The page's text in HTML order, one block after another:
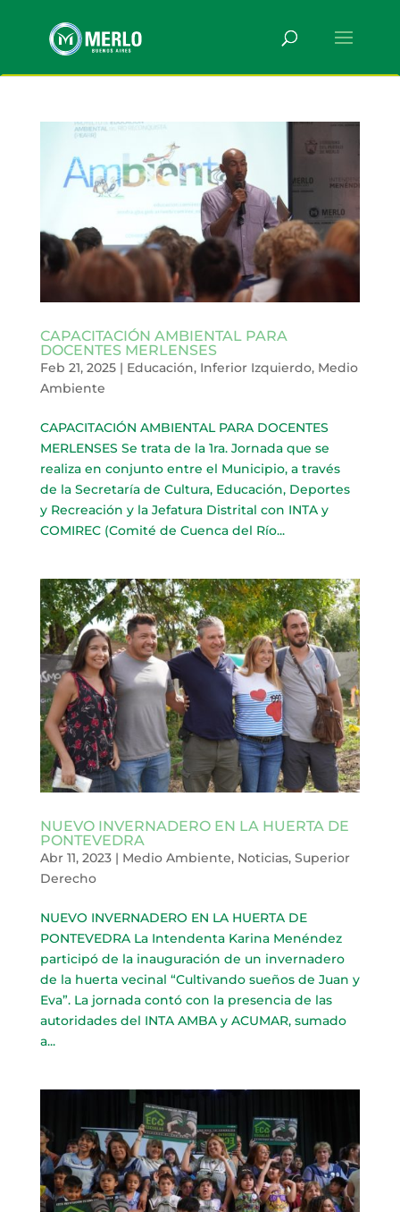
CAPACITACIÓN AMBIENTAL PARA
DOCENTES MERLENSES
Feb 21, 2025| Educación, Inferior Izquierdo, Medio
Ambiente
CAPACITACIÓN AMBIENTAL PARA DOCENTES
MERLENSES Se trata de la 1ra. Jornada que se
realiza en conjunto entre el Municipio, a través
de la Secretaría de Cultura, Educación, Deportes
y Recreación y la Jefatura Distrital con INTA y
COMIREC (Comité de Cuenca del Río...
NUEVO INVERNADERO EN LA HUERTA DE
PONTEVEDRA
Abr 11, 2023| Medio Ambiente, Noticias, Superior
Derecho
NUEVO INVERNADERO EN LA HUERTA DE
PONTEVEDRA La Intendenta Karina Menéndez
participó de la inauguración de un invernadero
de la huerta vecinal “Cultivando sueños de Juan y
Eva”. La jornada contó con la presencia de las
autoridades del INTA AMBA y ACUMAR, sumado
a...